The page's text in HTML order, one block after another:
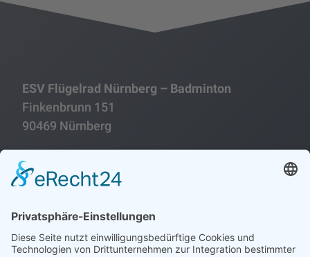
ESV Flügelrad Nürnberg – Badminton
Finkenbrunn 151
90469 Nürnberg
Impressum